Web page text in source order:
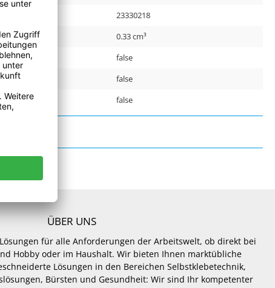
23330218
0.33 cm³
false
false
false
ÜBER UNS
für alle Anforderungen der Arbeitswelt, ob direkt bei
Hobby oder im Haushalt. Wir bieten Ihnen marktübliche
Lösungen in den Bereichen Selbstklebetechnik,
Bürsten und Gesundheit: Wir sind Ihr kompetenter